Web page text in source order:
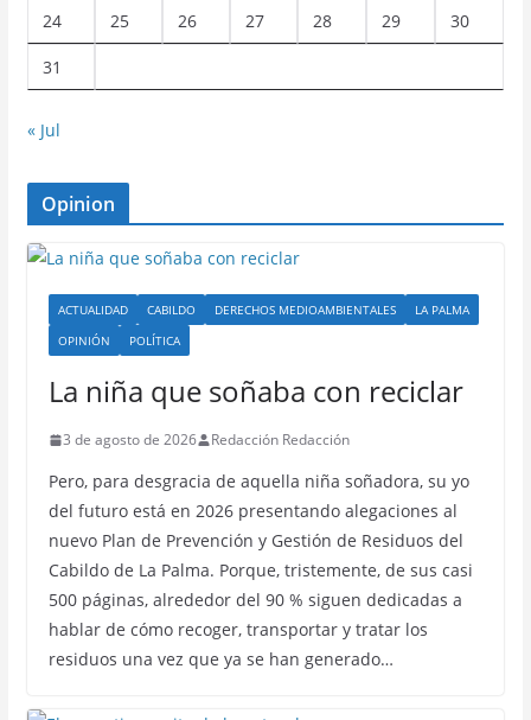
24 25 26 27 28 29 30
31
« Jul
Opinion
ACTUALIDAD CABILDO DERECHOS MEDIOAMBIENTALES
LA PALMA
OPINIÓN
POLÍTICA
La niña que soñaba con reciclar
3 de agosto de 2026 Redacción Redacción
Pero, para desgracia de aquella niña soñadora, su yo
del futuro está en 2026 presentando alegaciones al
nuevo Plan de Prevención y Gestión de Residuos del
Cabildo de La Palma. Porque, tristemente, de sus casi
500 páginas, alrededor del 90 % siguen dedicadas a
hablar de cómo recoger, transportar y tratar los
residuos una vez que ya se han generado…